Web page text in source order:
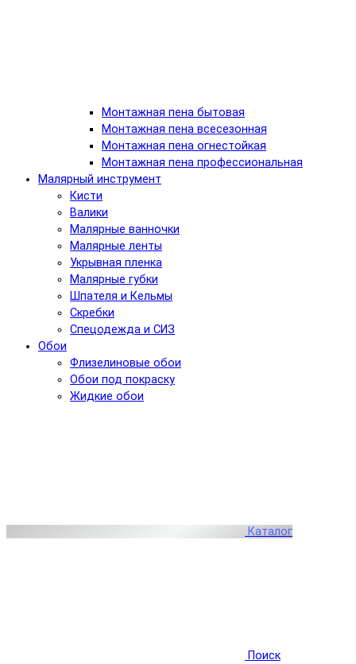
Монтажная пена бытовая
Монтажная пена всесезонная
Монтажная пена огнестойкая
Монтажная пена профессиональная
Малярный инструмент
Кисти
Валики
Малярные ванночки
Малярные ленты
Укрывная пленка
Малярные губки
Шпателя и Кельмы
Скребки
Спецодежда и СИЗ
Обои
Флизелиновые обои
Обои под покраску
Жидкие обои
Каталог
Поиск